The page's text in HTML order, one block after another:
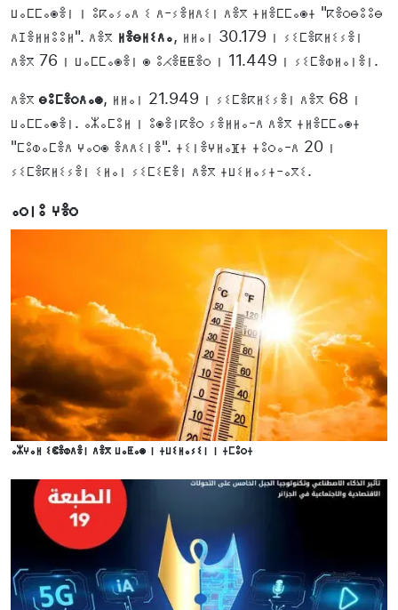
ⵡⴰⵎⵎⴰⵙⴻⵏ ⵏ ⵓⴽⴰⵢⴰⴷ ⵉ ⴷ-ⵢⴻⵍⴷⵉⵏ ⴷⴻⴳ ⵜⵍⴻⵎⵎⴰⵙⵜ "ⴽⴻⵔⴱⵓⵓⴱ
ⴷⵊⴻⵍⵍⵓⵓⵍ". ⴷⴻⴳ ⵍⴻⴱⵍⵉⴷⴰ, ⵍⵍⴰⵏ 30.179 ⵏ ⵢⵉⵎⴻⴽⵍⵉⵢⴻⵏ
ⴷⴻⴳ 76 ⵏ ⵡⴰⵎⵎⴰⵙⴻⵏ ⵙ ⵓⵃⴻⵟⵟⴻⵔ ⵏ 11.449 ⵏ ⵢⵉⵎⴻⵀⵍⴰⵏⴻⵏ.
ⴷⴻⴳ ⴱⵓⵎⴻⵔⴷⴰⵙ, ⵍⵍⴰⵏ 21.949 ⵏ ⵢⵉⵎⴻⴽⵍⵉⵢⴻⵏ ⴷⴻⴳ 68 ⵏ
ⵡⴰⵎⵎⴰⵙⴻⵏ. ⴰⵣⴰⵎⵓⵍ ⵏ ⵓⵙⴻⵏⴽⴻⵔ ⵢⴻⵍⵍⴰ-ⴷ ⴷⴻⴳ ⵜⵍⴻⵎⵎⴰⵙⵜ
"ⵎⵓⵀⴰⵎⴻⴷ ⵖⴰⵔⵙ ⴻⴷⴷⵉⵏⴻ". ⵜⵉⵏⴻⵖⵍⴰⴼⵜ ⵜⵓⵔⴰ-ⴷ 20 ⵏ
ⵢⵉⵎⴻⴽⵍⵉⵢⴻⵏ ⵉⵍⴰⵏ ⵢⵉⵎⵉⴹⴻⵏ ⴷⴻⴳ ⵜⵡⵉⵍⴰⵢⵜ-ⴰⴳⵉ.
ⴰⵔⵏⵓ ⵖⴻⵔ
ⴰⵣⵖⴰⵍ ⵉⵞⴻⵀⴷⴻⵏ ⴷⴻⴳ ⵡⴰⵟⴰⵙ ⵏ ⵜⵡⵉⵍⴰⵢⵉⵏ ⵏ ⵜⵎⵓⵔⵜ